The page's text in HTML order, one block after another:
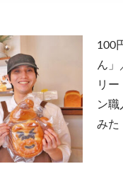
100
ん」
リ
ン職
みた